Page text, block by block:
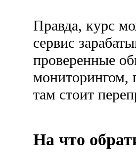
Правда, курс
сервис
проверенные
мониторингом,
там стоит
На что